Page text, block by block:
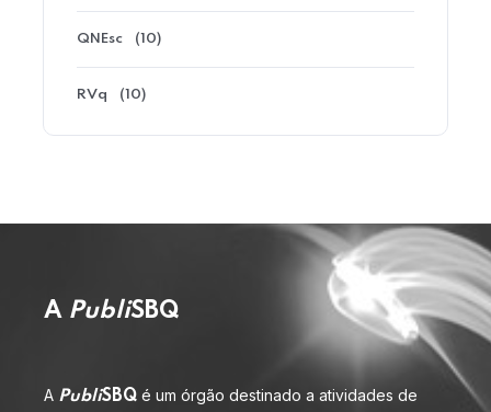
QNEsc (10)
RVq (10)
A PubliSBQ
A PubliSBQ é um órgão destinado a atividades de